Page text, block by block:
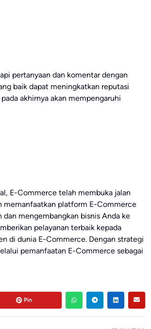
pertanyaan dan komentar dengan
baik dapat meningkatkan reputasi
akhirnya akan mempengaruhi
E-Commerce telah membuka jalan
memanfaatkan platform E-Commerce
mengembangkan bisnis Anda ke
pelayanan terbaik kepada
di dunia E-Commerce. Dengan strategi
pemanfaatan E-Commerce sebagai
Pin